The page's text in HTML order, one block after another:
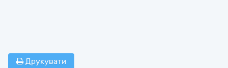
Друкувати